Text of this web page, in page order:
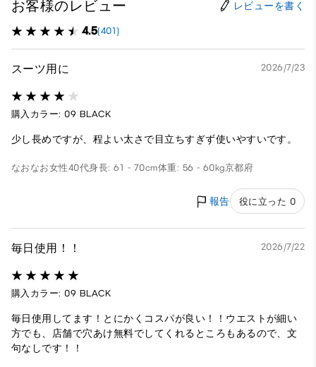
お客様のレビュー レビューを書く
4.5(401)
スーツ用に 2026/7/23
購入カラー: 09 BLACK
少し長めですが、程よい太さで目立ちすぎず使いやすいです。
なおなお女性40代身長: 61 - 70cm体重: 56 - 60kg京都府
報告 役に立った 0
毎日使用！！ 2026/7/22
購入カラー: 09 BLACK
毎日使用してます！とにかくコスパが良い！！ウエストが細い
方でも、店舗で穴あけ無料でしてくれるところもあるので、文
句なしです！！